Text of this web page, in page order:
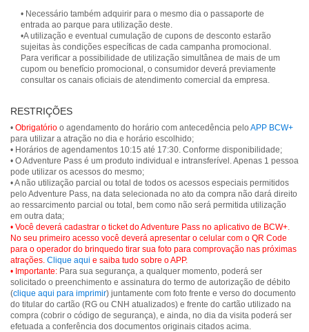
• Necessário também adquirir para o mesmo dia o passaporte de
entrada ao parque para utilização deste.
•A utilização e eventual cumulação de cupons de desconto estarão
sujeitas às condições específicas de cada campanha promocional.
Para verificar a possibilidade de utilização simultânea de mais de um
cupom ou benefício promocional, o consumidor deverá previamente
consultar os canais oficiais de atendimento comercial da empresa.
RESTRIÇÕES
• Obrigatório o agendamento do horário com antecedência pelo APP BCW+
para utilizar a atração no dia e horário escolhido;
• Horários de agendamentos 10:15 até 17:30. Conforme disponibilidade;
• O Adventure Pass é um produto individual e intransferível. Apenas 1 pessoa
pode utilizar os acessos do mesmo;
• A não utilização parcial ou total de todos os acessos especiais permitidos
pelo Adventure Pass, na data selecionada no ato da compra não dará direito
ao ressarcimento parcial ou total, bem como não será permitida utilização
• Você deverá cadastrar o ticket do Adventure Pass no aplicativo de BCW+.
No seu primeiro acesso você deverá apresentar o celular com o QR Code
para o operador do brinquedo tirar sua foto para comprovação nas próximas
atrações. Clique aqui e saiba tudo sobre o APP.
• Importante: Para sua segurança, a qualquer momento, poderá ser
solicitado o preenchimento e assinatura do termo de autorização de débito
(clique aqui para imprimir) juntamente com foto frente e verso do documento
do titular do cartão (RG ou CNH atualizados) e frente do cartão utilizado na
compra (cobrir o código de segurança), e ainda, no dia da visita poderá ser
efetuada a conferência dos documentos originais citados acima.